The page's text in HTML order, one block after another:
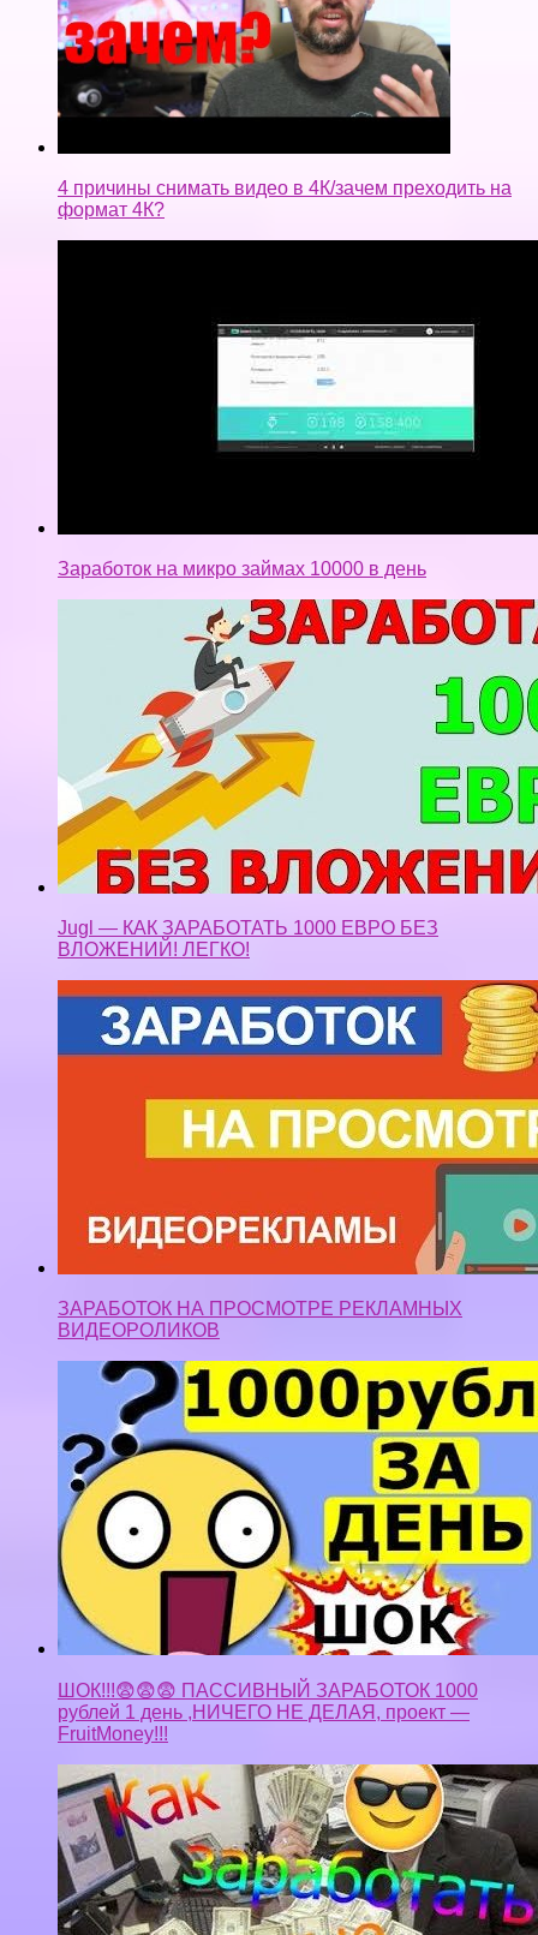
4 причины снимать видео в 4К/зачем преходить на
формат 4К?
Заработок на микро займах 10000 в день
Jugl — КАК ЗАРАБОТАТЬ 1000 ЕВРО БЕЗ
ВЛОЖЕНИЙ! ЛЕГКО!
ЗАРАБОТОК НА ПРОСМОТРЕ РЕКЛАМНЫХ
ВИДЕОРОЛИКОВ
ШОК!!!😨😨😨 ПАССИВНЫЙ ЗАРАБОТОК 1000
рублей 1 день ,НИЧЕГО НЕ ДЕЛАЯ, проект —
FruitMoney!!!
50000 в месяц чистыми, и это не предел. Как